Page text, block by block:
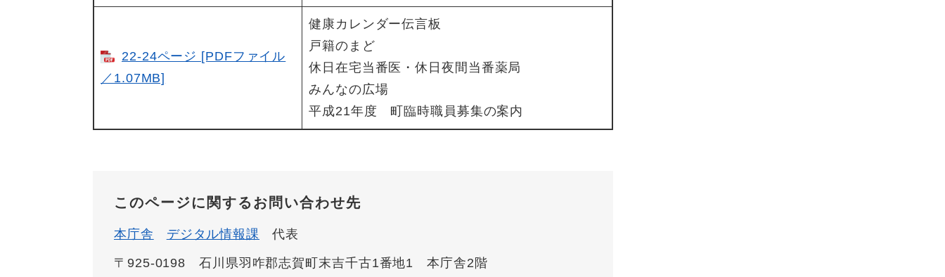
22-24ページ [PDFファイル
／1.07MB]
健康カレンダー伝言板
戸籍のまど
休日在宅当番医・休日夜間当番薬局
みんなの広場
平成21年度 町臨時職員募集の案内
このページに関するお問い合わせ先
本庁舎 デジタル情報課 代表
〒925-0198 石川県羽咋郡志賀町末吉千古1番地1 本庁舎2階